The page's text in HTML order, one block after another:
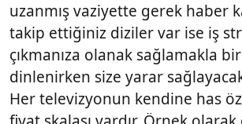
uzanmış vaziyette gerek haber
takip ettiğiniz diziler var ise iş
çıkmanıza olanak sağlamakla
dinlenirken size yarar
Her televizyonun kendine has